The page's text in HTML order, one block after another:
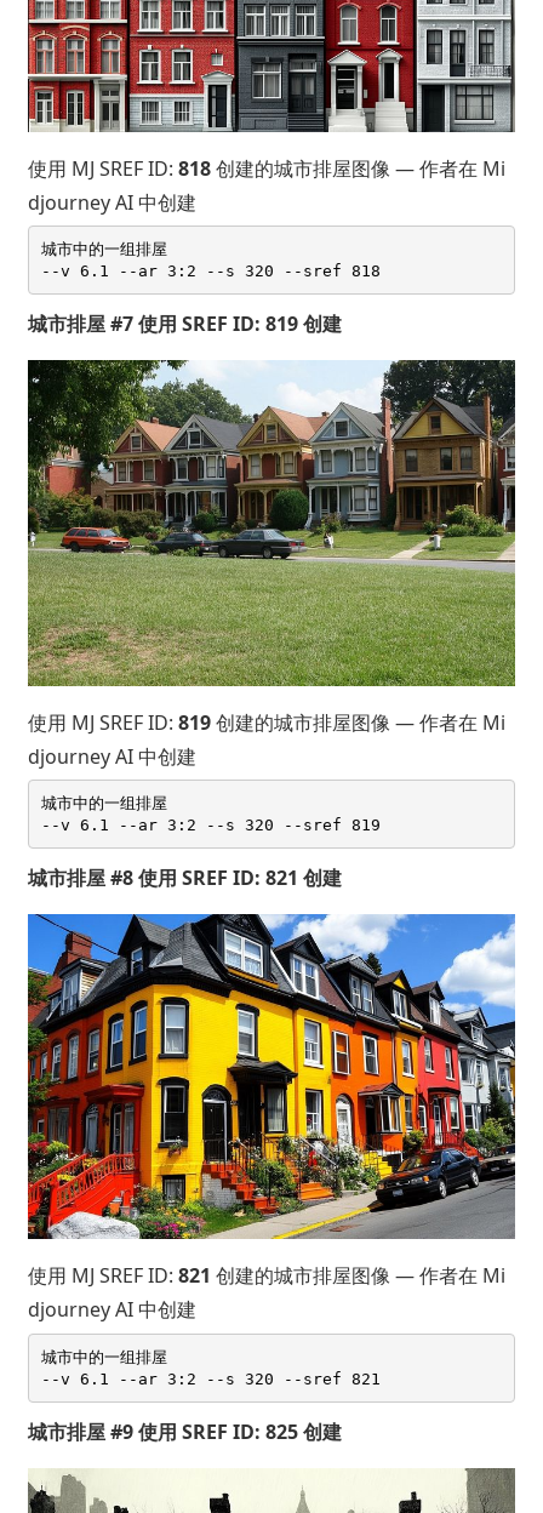
使用 MJ SREF ID: 818创建的城市排屋图像 — 作者在 Mi
djourney AI 中创建
城市中的一组排屋
城市排屋 #7 使用 SREF ID: 819 创建
使用 MJ SREF ID: 819创建的城市排屋图像 — 作者在 Mi
djourney AI 中创建
城市中的一组排屋
城市排屋 #8 使用 SREF ID: 821 创建
使用 MJ SREF ID: 821 创建的城市排屋图像 — 作者在 Mi
djourney AI 中创建
城市中的一组排屋
城市排屋 #9 使用 SREF ID: 825 创建